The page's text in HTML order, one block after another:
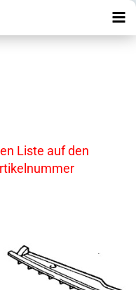
Liste auf den